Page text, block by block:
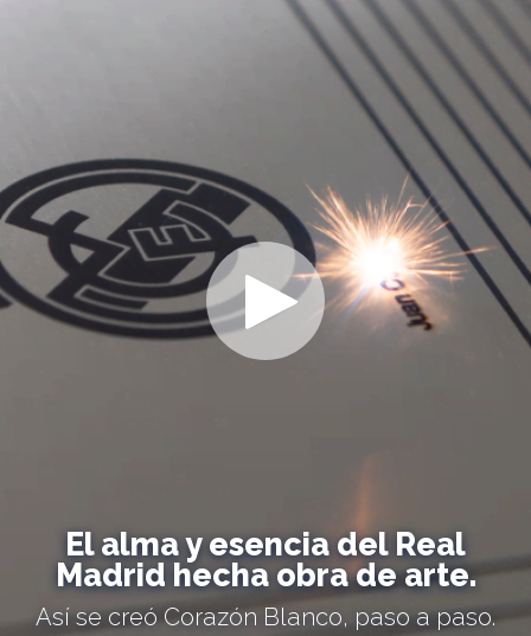
El alma y esencia del Real
Madrid hecha obra de arte.
Así se creó Corazón Blanco, paso a paso.